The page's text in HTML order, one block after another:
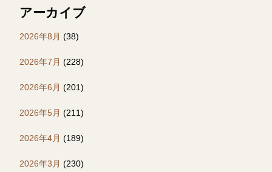
アーカイブ
2026年8月 (38)
2026年7月 (228)
2026年6月 (201)
2026年5月 (211)
2026年4月 (189)
2026年3月 (230)